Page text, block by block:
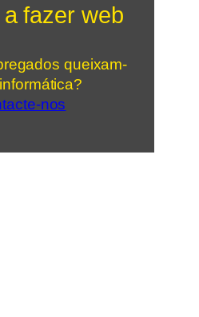
fazer web
queixam-
nos